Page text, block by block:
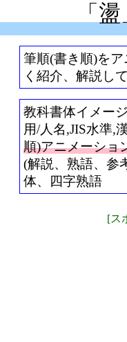
「
筆順(書き順)を
く紹介、解説し
教科書体イメー
用/人名,JIS水準,
順)アニメーショ
(解説、熟語、参
体、四字熟語
[ス